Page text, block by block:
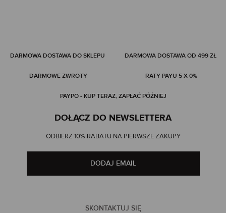
DARMOWA DOSTAWA DO SKLEPU DARMOWA DOSTAWA OD 499 ZŁ
DARMOWE ZWROTY RATY PAYU 5 X 0%
PAYPO - KUP TERAZ, ZAPŁAĆ PÓŹNIEJ
SKONTAKTUJ SIĘ
DOŁĄCZ DO NEWSLETTERA
ODBIERZ 10% RABATU NA PIERWSZE ZAKUPY
DODAJ EMAIL